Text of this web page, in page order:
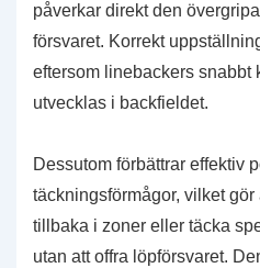
påverkar direkt den
försvaret. Korrekt
eftersom linebackers snabbt
utvecklas i backfieldet.
Dessutom förbättrar effektiv
täckningsförmågor, vilket
tillbaka i zoner eller täcka
utan att offra löpförsvaret.